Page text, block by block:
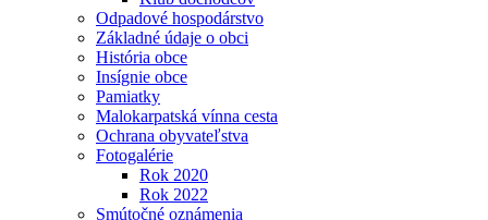
Odpadové hospodárstvo
Základné údaje o obci
História obce
Insígnie obce
Pamiatky
Malokarpatská vínna cesta
Ochrana obyvateľstva
Fotogalérie
Rok 2020
Rok 2022
Smútočné oznámenia